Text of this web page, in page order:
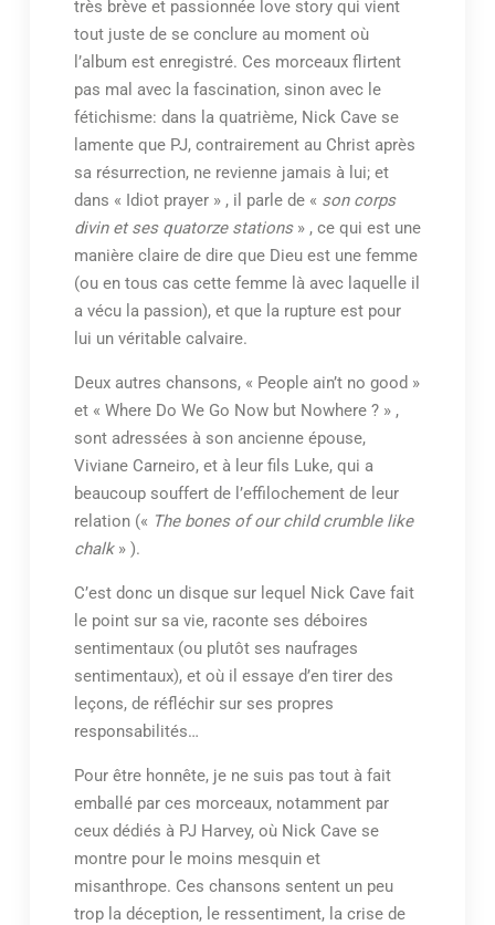
très brève et passionnée love story qui vient
tout juste de se conclure au moment où
l’album est enregistré. Ces morceaux flirtent
pas mal avec la fascination, sinon avec le
fétichisme: dans la quatrième, Nick Cave se
lamente que PJ, contrairement au Christ après
sa résurrection, ne revienne jamais à lui; et
dans « Idiot prayer » , il parle de « son corps
divin et ses quatorze stations» , ce qui est une
manière claire de dire que Dieu est une femme
(ou en tous cas cette femme là avec laquelle il
a vécu la passion), et que la rupture est pour
lui un véritable calvaire.
Deux autres chansons, « People ain’t no good »
et « Where Do We Go Now but Nowhere ? » ,
sont adressées à son ancienne épouse,
Viviane Carneiro, et à leur fils Luke, qui a
beaucoup souffert de l’effilochement de leur
relation (« The bones of our child crumble like
chalk» ).
C’est donc un disque sur lequel Nick Cave fait
le point sur sa vie, raconte ses déboires
sentimentaux (ou plutôt ses naufrages
sentimentaux), et où il essaye d’en tirer des
leçons, de réfléchir sur ses propres
responsabilités…
Pour être honnête, je ne suis pas tout à fait
emballé par ces morceaux, notamment par
ceux dédiés à PJ Harvey, où Nick Cave se
montre pour le moins mesquin et
misanthrope. Ces chansons sentent un peu
trop la déception, le ressentiment, la crise de